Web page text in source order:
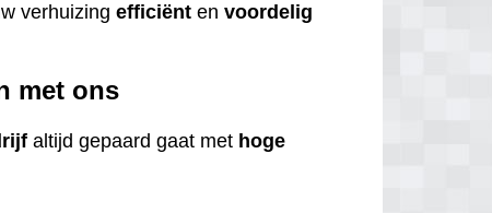
verhuizingefficiënt envoordelig
met ons
altijd gepaard gaat met hoge